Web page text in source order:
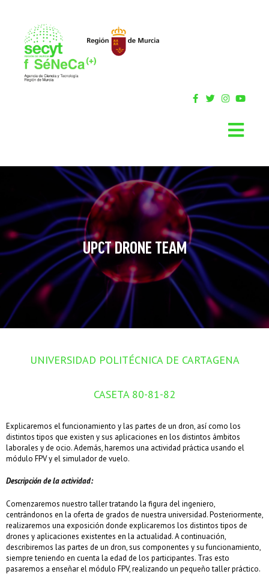
UPCT DRONE TEAM
UNIVERSIDAD POLITÉCNICA DE CARTAGENA
CASETA 80-81-82
Explicaremos el funcionamiento y las partes de un dron, así como los
distintos tipos que existen y sus aplicaciones en los distintos ámbitos
laborales y de ocio. Además, haremos una actividad práctica usando el
módulo FPV y el simulador de vuelo.
Descripción de la actividad:
Comenzaremos nuestro taller tratando la figura del ingeniero,
centrándonos en la oferta de grados de nuestra universidad. Posteriormente,
realizaremos una exposición donde explicaremos los distintos tipos de
drones y aplicaciones existentes en la actualidad. A continuación,
describiremos las partes de un dron, sus componentes y su funcionamiento,
siempre teniendo en cuenta la edad de los participantes. Tras esto
pasaremos a enseñar el módulo FPV, realizando un pequeño taller práctico.